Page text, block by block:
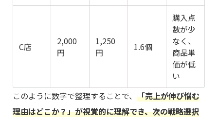
C店
2,000
円
1,250
円
1.6個
購入点
数が少
なく、
商品単
価が低
い
このように数字で整理することで、「売上が伸び悩む
理由はどこか？」が視覚的に理解でき、次の戦略選択